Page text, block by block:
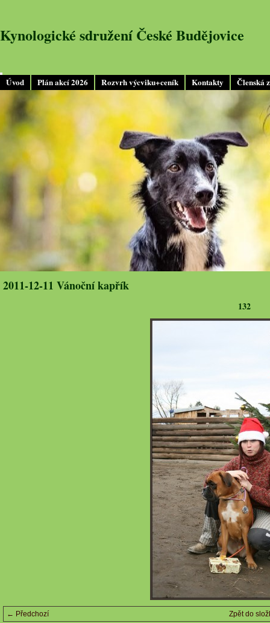
Úvod Plán akcí 2026 Rozvrh výcviku+ceník Kontakty Členská
Kynologické sdružení České Budějovice
2011-12-11 Vánoční kapřík
132
← Předchozí Zpět do